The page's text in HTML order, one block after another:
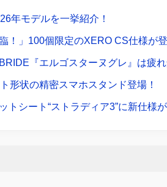
年モデルを一挙紹介！
！」100個限定のXERO CS仕様が
『エルゴスターヌグレ』は疲
形状の精密スマホスタンド登場！
トシート“ストラディア3”に新仕様